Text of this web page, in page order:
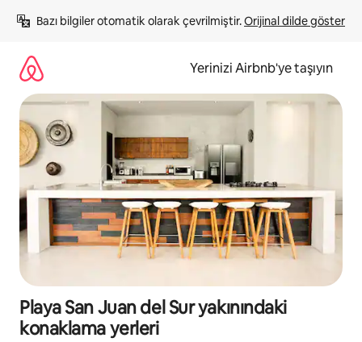
atla
Bazı bilgiler otomatik olarak çevrilmiştir. Orijinal dilde göster
Yerinizi Airbnb'ye taşıyın
Playa San Juan del Sur yakınındaki
konaklama yerleri